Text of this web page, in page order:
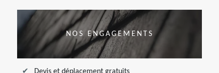
NOS ENGAGEMENTS